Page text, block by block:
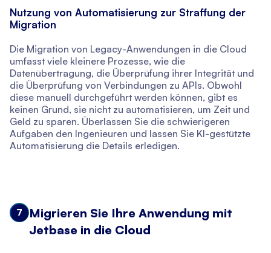
Nutzung von Automatisierung zur Straffung der
Migration
Die Migration von Legacy-Anwendungen in die Cloud
umfasst viele kleinere Prozesse, wie die
Datenübertragung, die Überprüfung ihrer Integrität und
die Überprüfung von Verbindungen zu APIs. Obwohl
diese manuell durchgeführt werden können, gibt es
keinen Grund, sie nicht zu automatisieren, um Zeit und
Geld zu sparen. Überlassen Sie die schwierigeren
Aufgaben den Ingenieuren und lassen Sie KI-gestützte
Automatisierung die Details erledigen.
7
Migrieren Sie Ihre Anwendung mit
Jetbase in die Cloud